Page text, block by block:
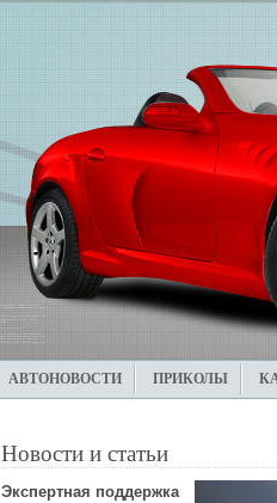
АВТОНОВОСТИ ПРИКОЛЫ
Новости и статьи
Экспертная поддержка